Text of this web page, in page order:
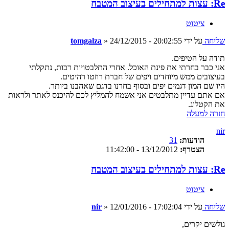
Re: עצות למתחילים בעיצוב המטבח
ציטוט
שליחה על ידי tomgalza » 24/12/2015 - 20:02:55
תודה על הטיפים.
אני כבר בחרתי את פינת האוכל. אחרי התלבטויות רבות, נתקלתי
בעיצובים ממש מיוחדים ויפים של חברת רוזטו רהיטים.
היו שם המון דגמים יפים ובסוף בחרנו בדגם שאהבנו ביותר.
אם אתם עדיין מתלבטים אני אשמח להמליץ לכם להיכנס לאתר ולראות
את הקטלוג.
חזרה למעלה
nir
הודעות: 31
הצטרף:
Re: עצות למתחילים בעיצוב המטבח
ציטוט
שליחה על ידי nir » 12/01/2016 - 17:02:04
גולשים יקרים,